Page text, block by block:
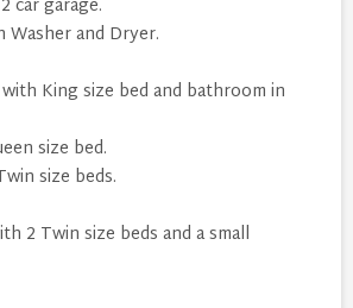
car garage.
Washer and Dryer.
King size bed and bathroom in
size bed.
size beds.
2 Twin size beds and a small